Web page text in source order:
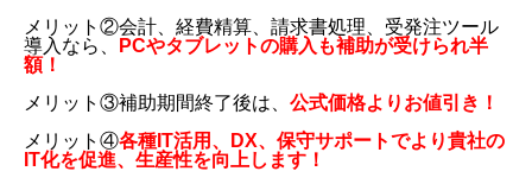
メリット②会計、経費精算、請求書処理、受発注ツール
導入なら、
PCやタブレットの購入も補助が受けられ半
額！
メリット③補助期間終了後は、 公式価格よりお値引き！
メリット④各種IT活用、DX、保守サポートでより貴社の
IT化を促進、生産性を向上します！